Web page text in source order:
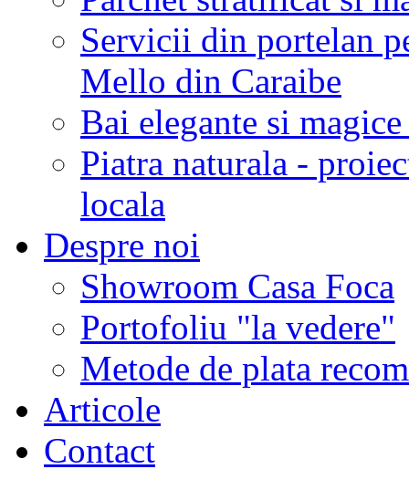
Servicii din portelan
Mello din Caraibe
Bai elegante si
Piatra naturala -
locala
Despre noi
Showroom Casa Foca
Portofoliu "la vedere"
Metode de plata
Articole
Contact